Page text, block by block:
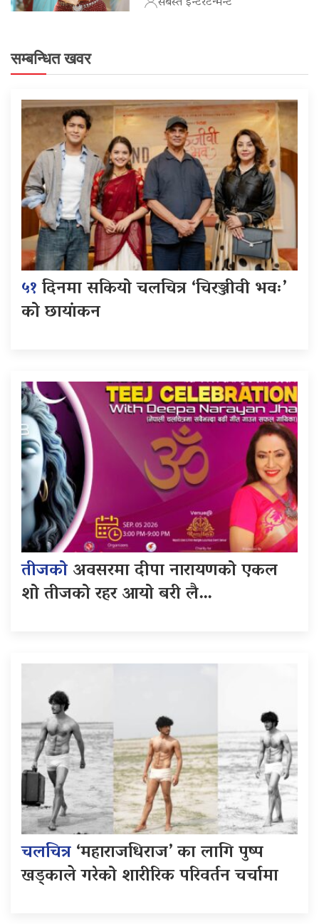
सम्बन्धित खवर
५१दिनमा सकियो चलचित्र ‘चिरञ्जीवी भवः’
को छायांकन
तीजकोअवसरमा दीपा नारायणको एकल
शो तीजको रहर आयो बरी लै…
चलचित्र‘महाराजधिराज’ का लागि पुष्प
खड्काले गरेको शारीरिक परिवर्तन चर्चामा